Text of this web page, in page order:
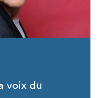
voix du